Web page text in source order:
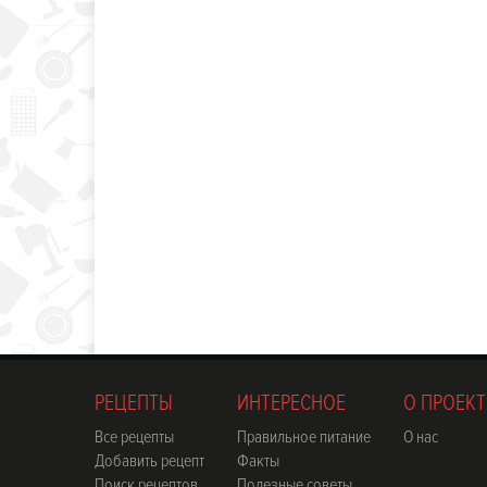
РЕЦЕПТЫ
Все рецепты
Добавить рецепт
ИНТЕРЕСНОЕ
Правильное питание
Факты
О
О нас